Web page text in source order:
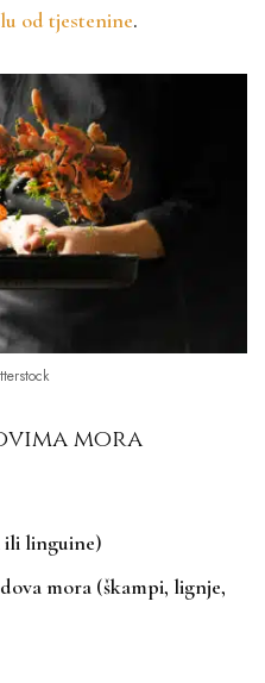
od tjestenine.
mora
ili linguine)
mora (škampi, lignje,